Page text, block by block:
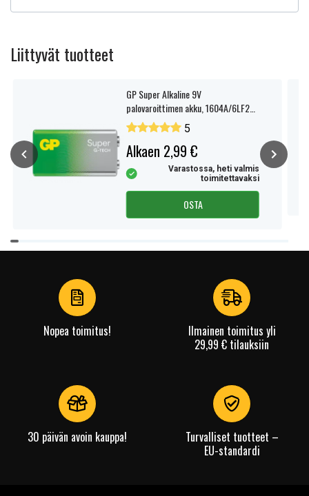
Liittyvät tuotteet
GP Super Alkaline 9V
palovaroittimen akku, 1604A/6LF22,
1 kpl
5
Alkaen 2,99 €
Varastossa, heti valmis
toimitettavaksi
OSTA
Item
1
Nopea toimitus!
Ilmainen toimitus yli
29,99 € tilauksiin
30 päivän avoin kauppa!
Turvalliset tuotteet –
EU-standardi